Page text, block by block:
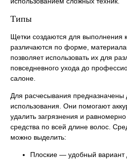
Типы
Щетки создаются для выполнения
различаются по форме,
позволяет использовать их для
повседневного ухода до
салоне.
Для расчесывания предназначены
использования. Они помогают
удалить загрязнения и
средства по всей длине волос.
можно выделить:
Плоские — удобный вариант